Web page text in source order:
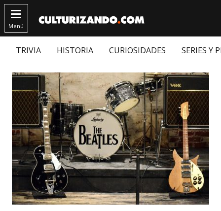

Menú
TRIVIA HISTORIA CURIOSIDADES SERIES Y